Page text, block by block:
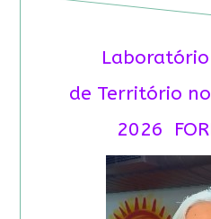
de Território
2026